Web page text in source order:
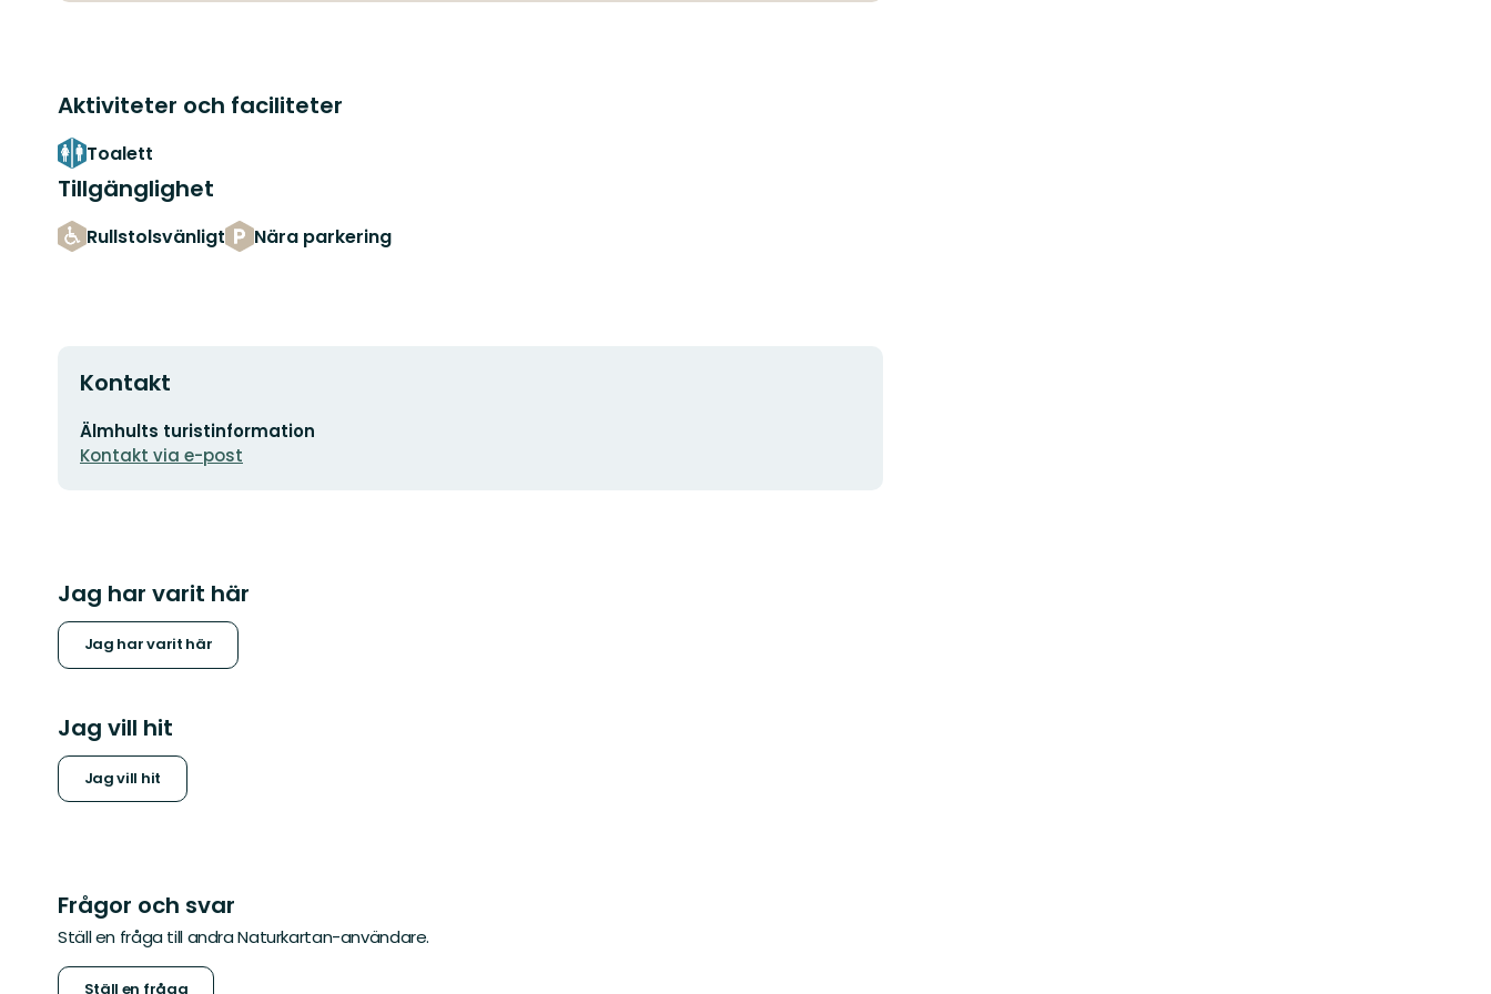
Aktiviteter och faciliteter
Toalett
Tillgänglighet
Rullstolsvänligt Nära parkering
Kontakt
E-
postadress
Älmhults turistinformation
Kontakt via e-post
Jag har varit här
Jag har varit här
Jag vill hit
Jag vill hit
Frågor och svar
Ställ en fråga till andra Naturkartan-användare.
Ställ en fråga